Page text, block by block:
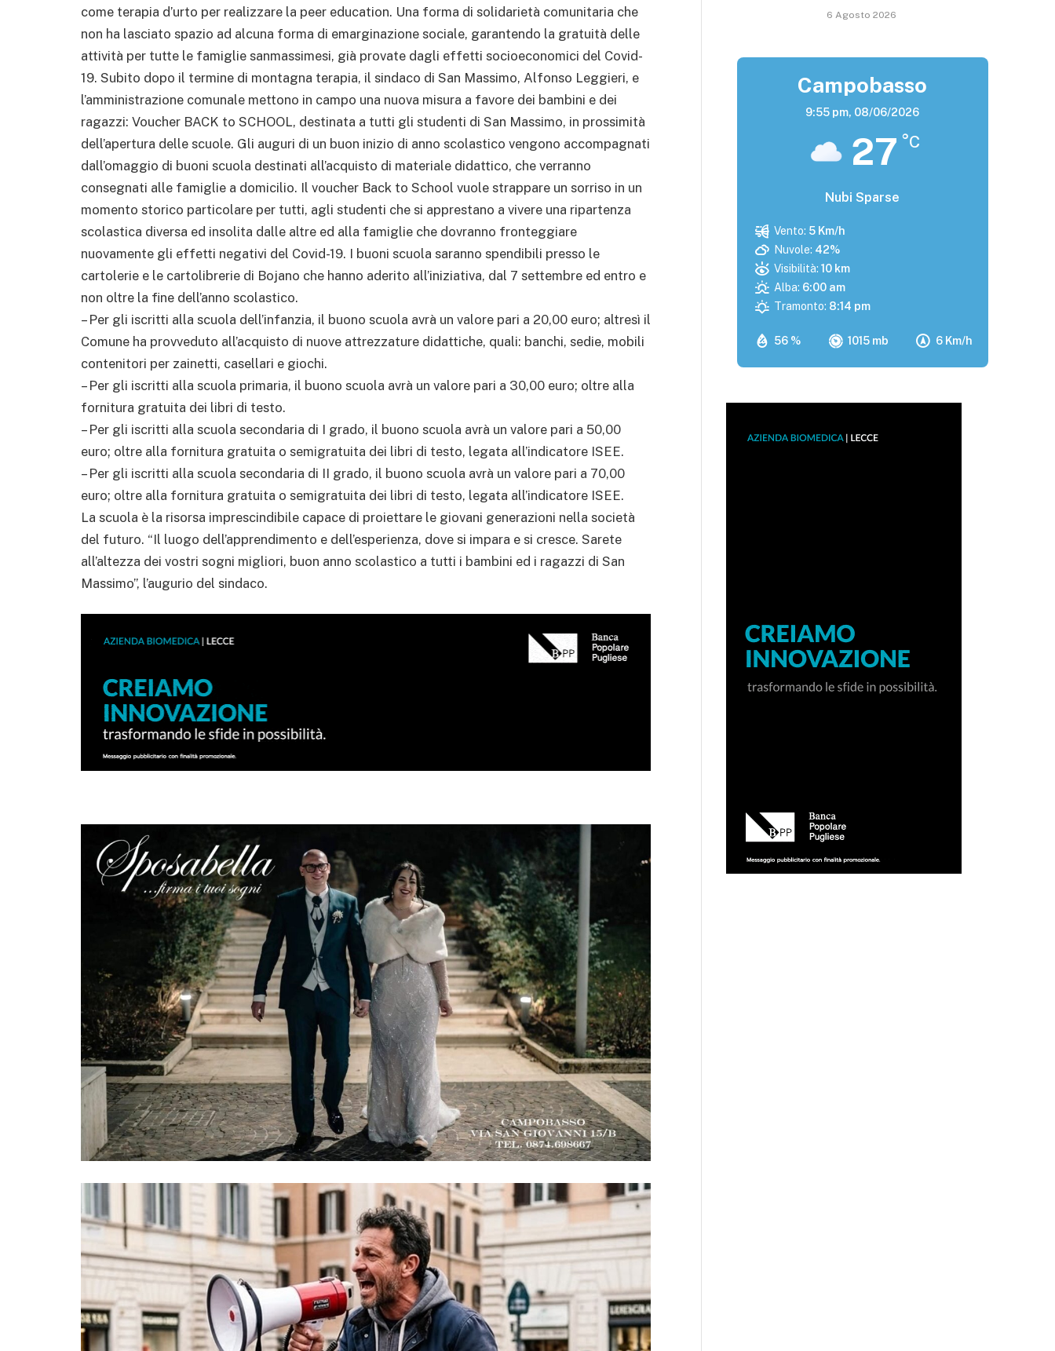
come terapia d’urto per realizzare la peer education. Una forma di solidarietà comunitaria che
non ha lasciato spazio ad alcuna forma di emarginazione sociale, garantendo la gratuità delle
attività per tutte le famiglie sanmassimesi, già provate dagli effetti socioeconomici del Covid-
19. Subito dopo il termine di montagna terapia, il sindaco di San Massimo, Alfonso Leggieri, e
l’amministrazione comunale mettono in campo una nuova misura a favore dei bambini e dei
ragazzi: Voucher BACK to SCHOOL, destinata a tutti gli studenti di San Massimo, in prossimità
dell’apertura delle scuole. Gli auguri di un buon inizio di anno scolastico vengono accompagnati
dall’omaggio di buoni scuola destinati all’acquisto di materiale didattico, che verranno
consegnati alle famiglie a domicilio. Il voucher Back to School vuole strappare un sorriso in un
momento storico particolare per tutti, agli studenti che si apprestano a vivere una ripartenza
scolastica diversa ed insolita dalle altre ed alla famiglie che dovranno fronteggiare
nuovamente gli effetti negativi del Covid-19. I buoni scuola saranno spendibili presso le
cartolerie e le cartolibrerie di Bojano che hanno aderito all’iniziativa, dal 7 settembre ed entro e
non oltre la fine dell’anno scolastico.
– Per gli iscritti alla scuola dell’infanzia, il buono scuola avrà un valore pari a 20,00 euro; altresì il
Comune ha provveduto all’acquisto di nuove attrezzature didattiche, quali: banchi, sedie, mobili
contenitori per zainetti, casellari e giochi.
– Per gli iscritti alla scuola primaria, il buono scuola avrà un valore pari a 30,00 euro; oltre alla
fornitura gratuita dei libri di testo.
– Per gli iscritti alla scuola secondaria di I grado, il buono scuola avrà un valore pari a 50,00
euro; oltre alla fornitura gratuita o semigratuita dei libri di testo, legata all’indicatore ISEE.
– Per gli iscritti alla scuola secondaria di II grado, il buono scuola avrà un valore pari a 70,00
euro; oltre alla fornitura gratuita o semigratuita dei libri di testo, legata all’indicatore ISEE.
La scuola è la risorsa imprescindibile capace di proiettare le giovani generazioni nella società
del futuro. “Il luogo dell’apprendimento e dell’esperienza, dove si impara e si cresce. Sarete
all’altezza dei vostri sogni migliori, buon anno scolastico a tutti i bambini ed i ragazzi di San
Massimo”, l’augurio del sindaco.
6 Agosto 2026
Campobasso
9:55 pm, 08/06/2026
27 °C
Nubi Sparse
56 % 1015 mb 6 Km/h
Vento: 5 Km/h
Nuvole: 42%
Visibilità: 10 km
Alba: 6:00 am
Tramonto: 8:14 pm